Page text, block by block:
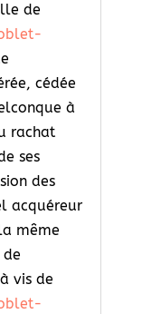
de
cédée
à
rachat
ses
des
acquéreur
même
vis de